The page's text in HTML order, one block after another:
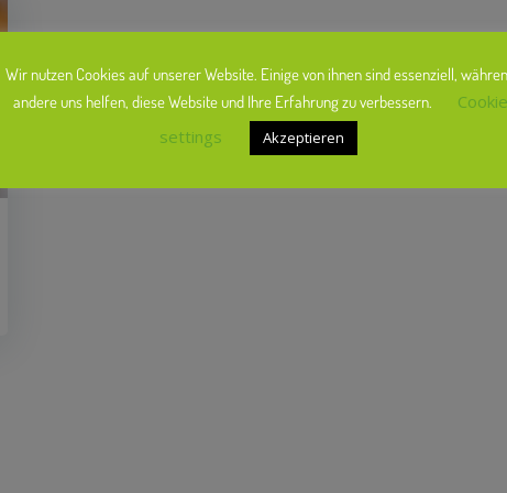
Wir nutzen Cookies auf unserer Website. Einige von ihnen sind essenziell,
andere uns helfen, diese Website und Ihre Erfahrung zu verbessern.
Cookie
settings
Akzeptieren